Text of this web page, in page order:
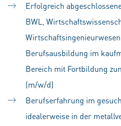
Erfolgreich
BWL,
Berufsausbildung im
Bereich mit Fortbildung
(m/w/d)
Berufserfahrung im
idealerweise in der